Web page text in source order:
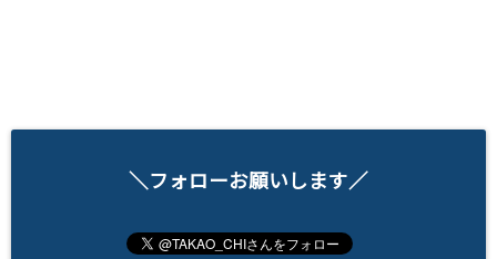
＼フォローお願いします／